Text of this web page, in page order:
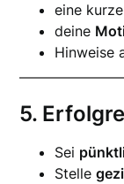
eine kurze
deine
Hinweise
5.
Sei
Stelle